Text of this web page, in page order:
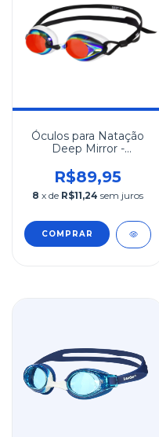
Óculos para Natação
Deep Mirror -
R$89,95
8 x de R$11,24 sem juros
COMPRAR